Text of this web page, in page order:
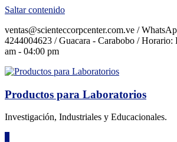
Saltar contenido
ventas@scienteccorpcenter.com.ve /
4244004623 / Guacara - Carabobo / Horario:
am - 04:00 pm
Productos para Laboratorios
Investigación, Industriales y Educacionales.